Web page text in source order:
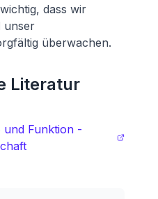
dass wir
unser
überwachen.
Literatur
und Funktion -